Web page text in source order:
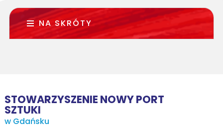
NA SKRÓTY
STOWARZYSZENIE NOWY PORT
SZTUKI
w Gdańsku